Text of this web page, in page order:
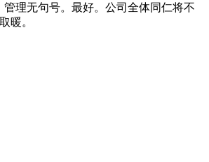
理无句号。最好。公司全体同仁将不
暖。